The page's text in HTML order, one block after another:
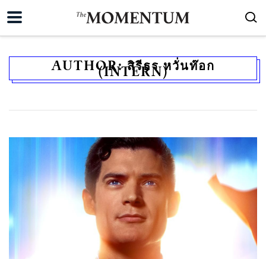
AUTHOR:สิรีธร หวั่นท๊อก
(INTERN)